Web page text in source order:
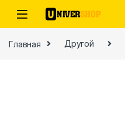
Skip to navigation
Skip to content
Главная Другой